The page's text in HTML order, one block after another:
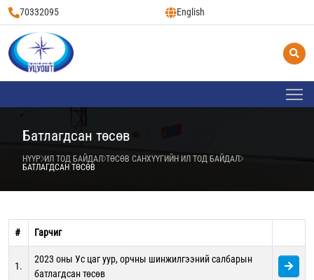
70332095 English
Батлагдсан төсөв
НҮҮР ИЛ ТОД БАЙДАЛ ТӨСӨВ САНХҮҮГИЙН ИЛ ТОД БАЙДАЛ
БАТЛАГДСАН ТӨСӨВ
# Гарчиг
1.
2023 оны Ус цаг уур, орчны шинжилгээний салбарын
батлагдсан төсөв